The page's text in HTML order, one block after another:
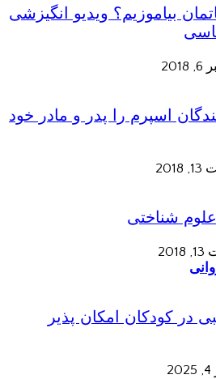
بیاموزیم؟ ویدیو انگیزشی
اسپرم را پدر و مادر خود
شناختی
در کودکان امکان پذیر